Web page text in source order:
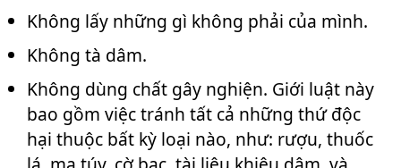
Không lấy những gì không phải của mình.
Không tà dâm.
Không dùng chất gây nghiện. Giới luật này
bao gồm việc tránh tất cả những thứ độc
hại thuộc bất kỳ loại nào, như: rượu, thuốc